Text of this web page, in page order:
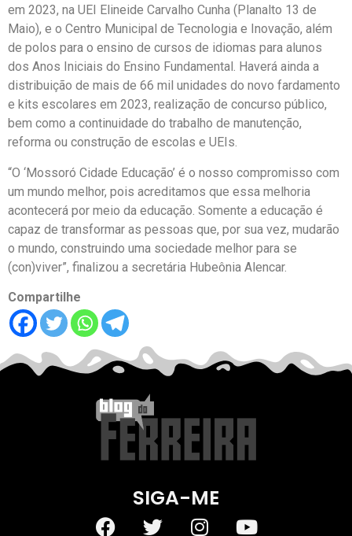
em 2023, na UEI Elineide Carvalho Cunha (Planalto 13 de
Maio), e o Centro Municipal de Tecnologia e Inovação, além
de polos para o ensino de cursos de idiomas para alunos
dos Anos Iniciais do Ensino Fundamental. Haverá ainda a
distribuição de mais de 66 mil unidades do novo fardamento
e kits escolares em 2023, realização de concurso público,
bem como a continuidade do trabalho de manutenção,
reforma ou construção de escolas e UEIs.
“O ‘Mossoró Cidade Educação’ é o nosso compromisso com
um mundo melhor, pois acreditamos que essa melhoria
acontecerá por meio da educação. Somente a educação é
capaz de transformar as pessoas que, por sua vez, mudarão
o mundo, construindo uma sociedade melhor para se
(con)viver”, finalizou a secretária Hubeônia Alencar.
Compartilhe
SIGA-ME